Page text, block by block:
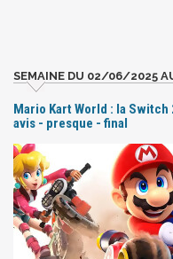
SEMAINE DU 02/06/2025
Mario Kart World : la
avis - presque - final